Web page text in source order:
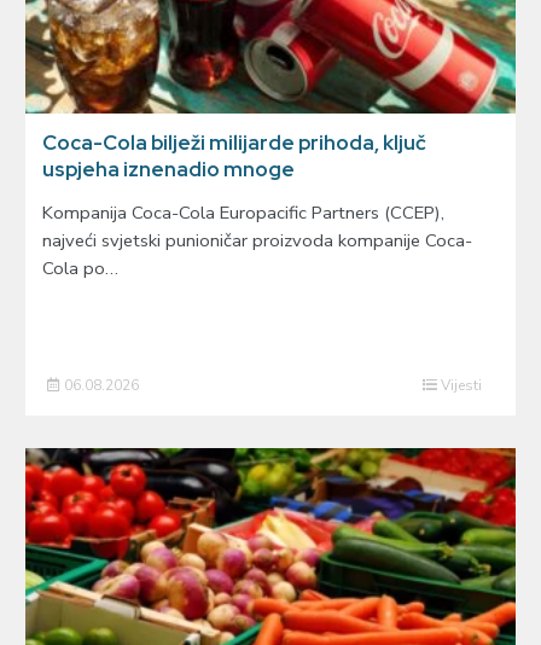
Coca-Cola bilježi milijarde prihoda, ključ
uspjeha iznenadio mnoge
Kompanija Coca-Cola Europacific Partners (CCEP),
najveći svjetski punioničar proizvoda kompanije Coca-
Cola po…
06.08.2026 Vijesti